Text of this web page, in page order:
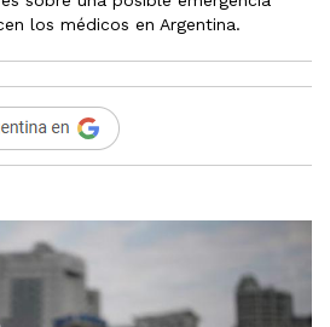
los médicos en Argentina.